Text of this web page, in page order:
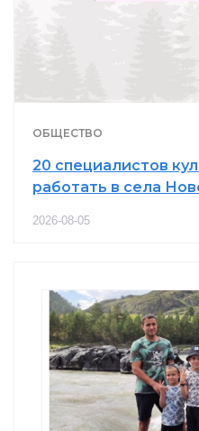
ОБЩЕСТВО
20 специалистов
работать в села
2026-08-05